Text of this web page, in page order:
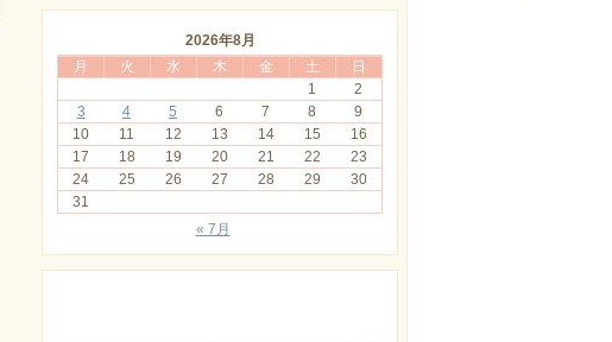
2026年8月
月
火 水 木 金 土
日
1
2
3
4 5 6 7 8
9
10
11 12 13 14 15
16
17
18 19 20 21 22
23
24
25 26 27 28 29
30
31
« 7月